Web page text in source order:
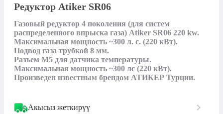
Редуктор Atiker SR06
Газовый редуктор 4 поколения (для систем
распределенного впрыска газа) Atiker SR06 220 kw.
Максимальная мощность ~300 л. с. (220 кВт).
Подвод газа трубкой 8 мм.
Разъем М5 для датчика температуры.
Максимальная мощность ~300 лс (220 кВт).
Произведен известным брендом АТИКЕР Турции.
Акысыз жеткирүү